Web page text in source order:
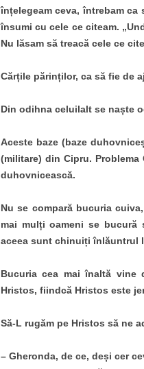
înțelegeam ceva, întrebam ca
însumi cu cele ce citeam.
Nu lăsam să treacă cele ce
Cărțile părinților, ca să fie de
Din odihna celuilalt se naște
Aceste baze (baze
(militare) din Cipru.
duhovnicească.
Nu se compară bucuria
mai mulți oameni se bucură
aceea sunt chinuiți înlăuntrul
Bucuria cea mai înaltă vine
Hristos, fiindcă Hristos este
Să-L rugăm pe Hristos să ne
– Gheronda, de ce, deși cer